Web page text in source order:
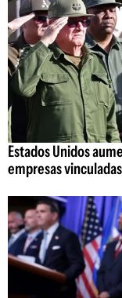
Estados Unidos
empresas